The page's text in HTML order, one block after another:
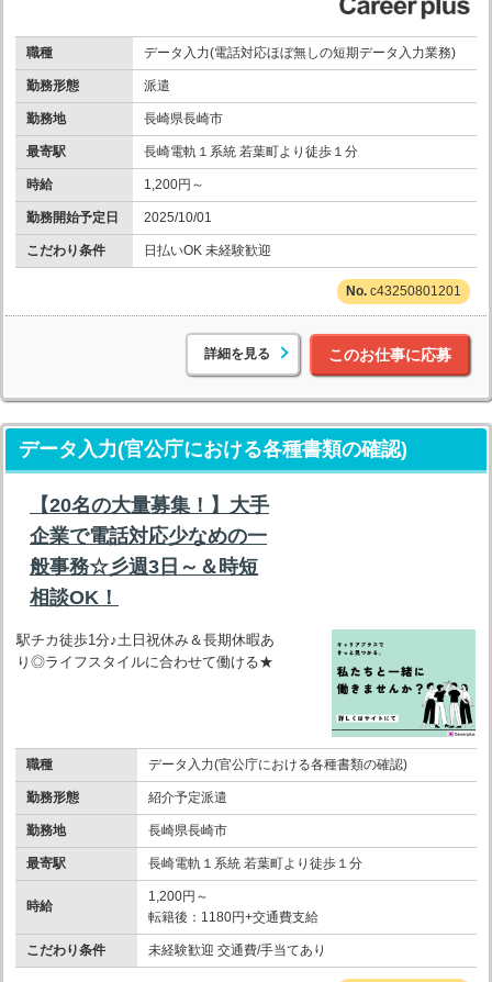
職種 データ入力(電話対応ほぼ無しの短期データ入力業務)
勤務形態 派遣
勤務地 長崎県長崎市
最寄駅 長崎電軌１系統 若葉町より徒歩１分
時給 1,200円～
勤務開始予定日 2025/10/01
こだわり条件 日払いOK 未経験歓迎
c43250801201
詳細を見る このお仕事に応募
データ入力(官公庁における各種書類の確認)
【20名の大量募集！】大手
企業で電話対応少なめの一
般事務☆彡週3日～＆時短
相談OK！
駅チカ徒歩1分♪土日祝休み＆長期休暇あ
り◎ライフスタイルに合わせて働ける★
職種 データ入力(官公庁における各種書類の確認)
勤務形態 紹介予定派遣
勤務地 長崎県長崎市
最寄駅 長崎電軌１系統 若葉町より徒歩１分
時給
1,200円～
転籍後：1180円+交通費支給
こだわり条件 未経験歓迎 交通費/手当てあり